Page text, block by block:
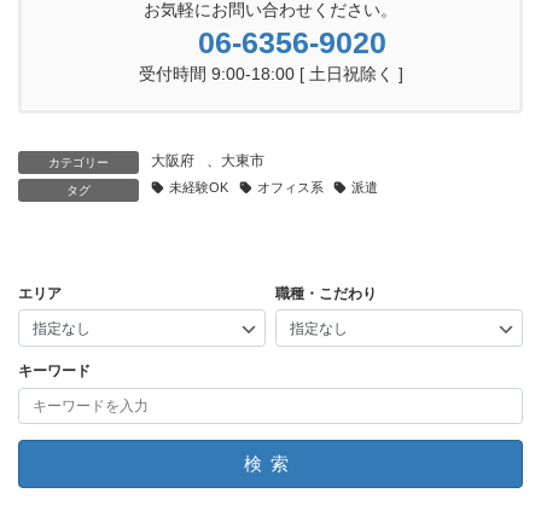
お気軽にお問い合わせください。
06-6356-9020
受付時間 9:00-18:00 [ 土日祝除く ]
カテゴリー 大阪府 、 大東市
タグ 未経験OK オフィス系 派遣
エリア 職種・こだわり
キーワード
検索